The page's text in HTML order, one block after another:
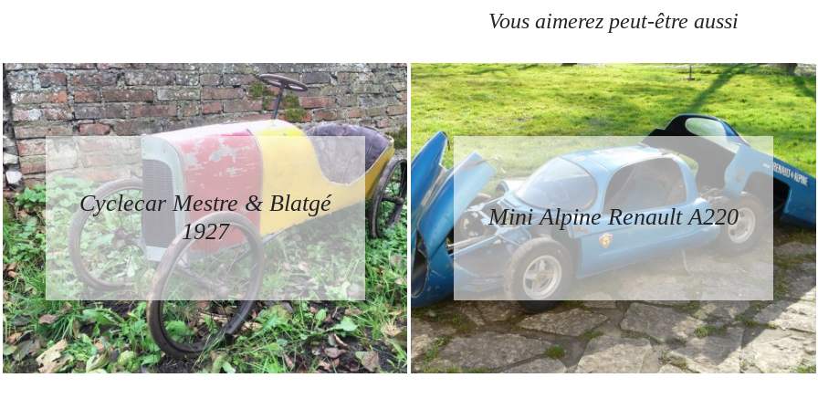
Vous aimerez peut-être aussi
Cyclecar Mestre & Blatgé
1927
Mini Alpine Renault A220